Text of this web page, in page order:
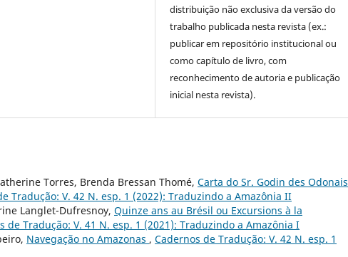
distribuição não exclusiva da versão do
trabalho publicada nesta revista (ex.:
publicar em repositório institucional ou
como capítulo de livro, com
reconhecimento de autoria e publicação
inicial nesta revista).
Torres, Brenda Bressan Thomé, Carta do Sr. Godin des Odonais
Tradução: V. 42 N. esp. 1 (2022): Traduzindo a Amazônia II
Langlet-Dufresnoy, Quinze ans au Brésil ou Excursions à la
de Tradução: V. 41 N. esp. 1 (2021): Traduzindo a Amazônia I
Navegação no Amazonas , Cadernos de Tradução: V. 42 N. esp. 1